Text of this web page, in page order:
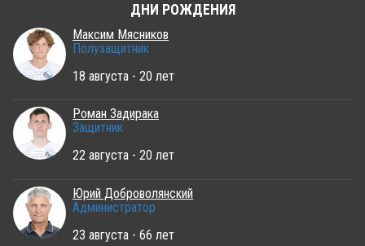
ДНИ РОЖДЕНИЯ
Максим Мясников
Полузащитник
18 августа - 20 лет
Роман Задирака
Защитник
22 августа - 20 лет
Юрий Доброволянский
Администратор
23 августа - 66 лет